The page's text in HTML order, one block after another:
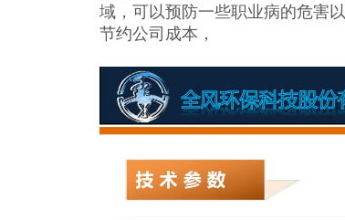
域，可以预防一些职业病的危害
节约公司成本，